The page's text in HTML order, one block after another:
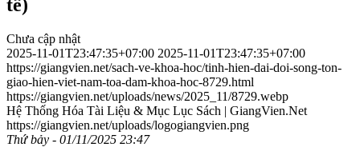
tế)
Chưa cập nhật
2025-11-01T23:47:35+07:00 2025-11-01T23:47:35+07:00
https://giangvien.net/sach-ve-khoa-hoc/tinh-hien-dai-doi-song-ton-
giao-hien-viet-nam-toa-dam-khoa-hoc-8729.html
https://giangvien.net/uploads/news/2025_11/8729.webp
Hệ Thống Hóa Tài Liệu & Mục Lục Sách | GiangVien.Net
https://giangvien.net/uploads/logogiangvien.png
Thứ bảy - 01/11/2025 23:47